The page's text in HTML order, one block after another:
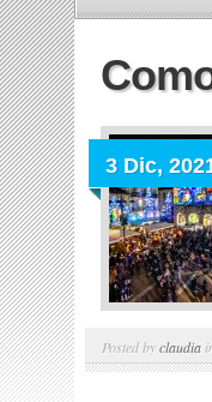
3 Dic,
Posted byclaudia